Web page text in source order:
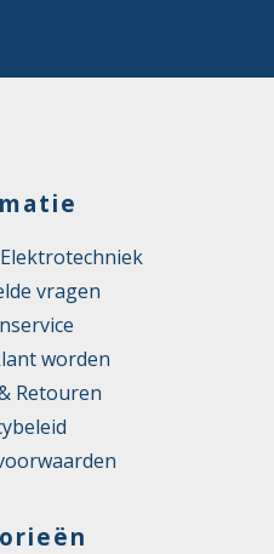
vragen
worden
Retouren